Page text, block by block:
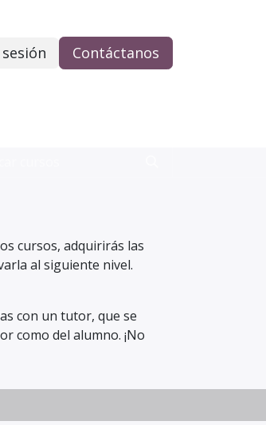
Contáctanos
cursos, adquirirás las
al siguiente nivel.
con un tutor, que se
como del alumno. ¡No